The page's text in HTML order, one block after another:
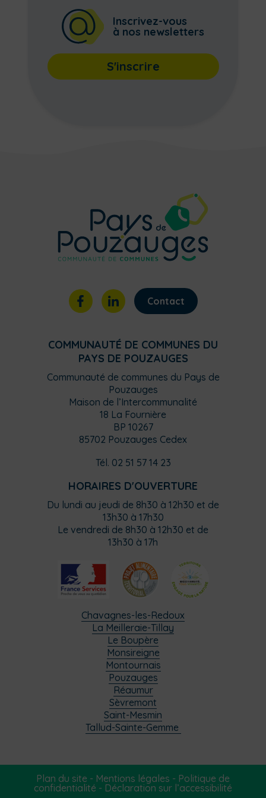
Inscrivez-vous
à nos newsletters
S'inscrire
Contact
COMMUNAUTÉ DE COMMUNES DU
PAYS DE POUZAUGES
Communauté de communes du Pays de
Pouzauges
Maison de l’Intercommunalité
18 La Fournière
BP 10267
85702 Pouzauges Cedex
Tél. 02 51 57 14 23
HORAIRES D'OUVERTURE
Du lundi au jeudi de 8h30 à 12h30 et de
13h30 à 17h30
Le vendredi de 8h30 à 12h30 et de
13h30 à 17h
Chavagnes-les-Redoux
La Meilleraie-Tillay
Le Boupère
Monsireigne
Montournais
Pouzauges
Réaumur
Sèvremont
Saint-Mesmin
Tallud-Sainte-Gemme
Plan du site - Mentions légales - Politique de
confidentialité - Déclaration sur l’accessibilité